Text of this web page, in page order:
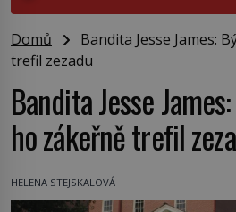
Domů
Bandita Jesse James:
trefil zezadu
Bandita Jesse
ho zákeřně trefil
HELENA STEJSKALOVÁ